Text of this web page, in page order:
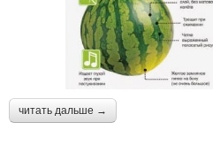
читать дальше →